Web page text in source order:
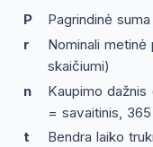
P
Pagrindinė
r
Nominali metinė
skaičiumi)
n
Kaupimo dažnis
= savaitinis,
t
Bendra laiko